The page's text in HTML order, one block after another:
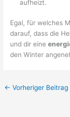
aufheizt.
Egal, für welches
darauf, dass die
und dir eine
den Winter
← Vorheriger Beitrag